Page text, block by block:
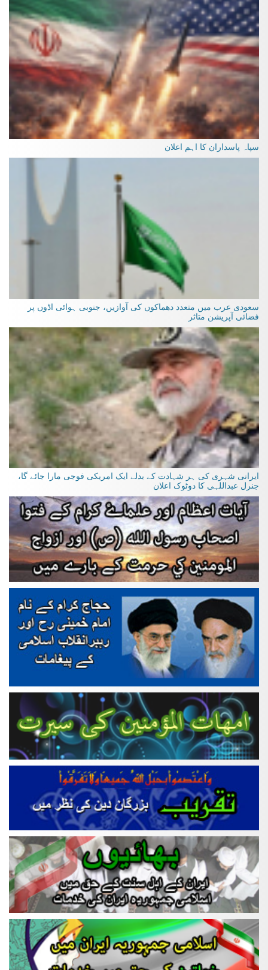
سپاہ پاسداران کا اہم اعلان
سعودی عرب میں متعدد دھماکوں کی آوازیں، جنوبی ہوائی اڈوں پر
فضائی آپریشن متاثر
ایرانی شہری کی ہر شہادت کے بدلے ایک امریکی فوجی مارا جائے گا،
جنرل عبداللہی کا دوٹوک اعلان